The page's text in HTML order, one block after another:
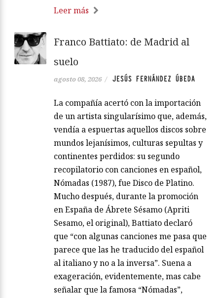
Leer más
Franco Battiato: de Madrid al
suelo
agosto 08, 2026 / JESÚS FERNÁNDEZ ÚBEDA
La compañía acertó con la importación
de un artista singularísimo que, además,
vendía a espuertas aquellos discos sobre
mundos lejanísimos, culturas sepultas y
continentes perdidos: su segundo
recopilatorio con canciones en español,
Nómadas (1987), fue Disco de Platino.
Mucho después, durante la promoción
en España de Ábrete Sésamo (Apriti
Sesamo, el original), Battiato declaró
que “con algunas canciones me pasa que
parece que las he traducido del español
al italiano y no a la inversa”. Suena a
exageración, evidentemente, mas cabe
señalar que la famosa “Nómadas”,